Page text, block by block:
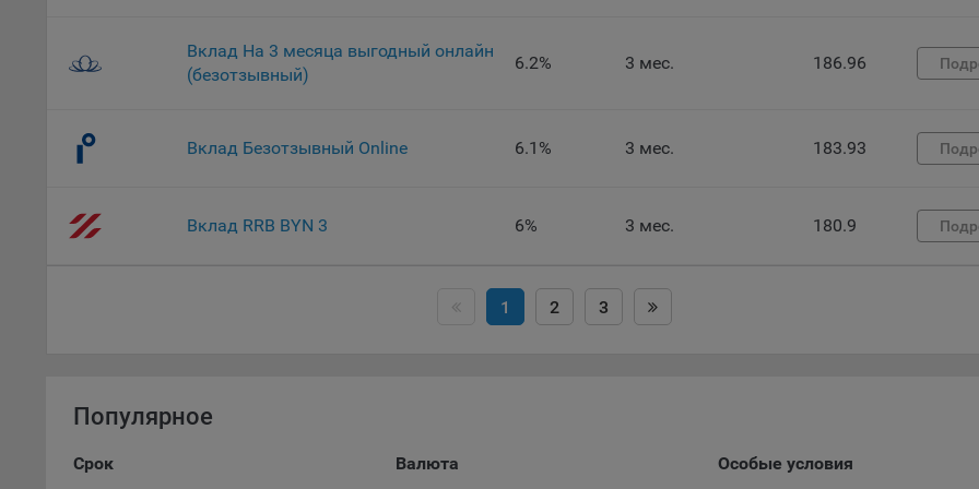
дополнительных функций сайтов, например, для хранения предпочтений
пользователя, в том числе имени пользователя или выбора языка, и для
9.3. Файлы cookie предпочтений, например, для настройки контента.
пользователем городе и других местных настройках для того, чтобы
9.4. Аналитические файлы cookie, например Яндекс.Метрика, Google
Данные файлы cookie собирают информацию о том, как пользователь
тенденциях использования сайта в целом. Общество использует
Вклад На 3 месяца выгодный онлайн
(безотзывный)
6.2% 3 мес. 186.96
Вклад Безотзывный Online 6.1% 3 мес. 183.93
Вклад RRB BYN 3 6% 3 мес. 180.9
1 2 3
Популярное
Срок Валюта Особые условия